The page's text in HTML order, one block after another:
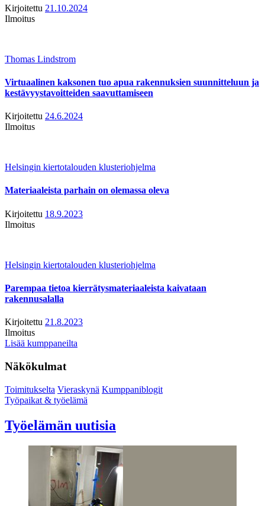
Kirjoitettu 21.10.2024
Ilmoitus
Thomas Lindstrom
Virtuaalinen kaksonen tuo apua rakennuksien suunnitteluun ja
kestävyystavoitteiden saavuttamiseen
Kirjoitettu 24.6.2024
Ilmoitus
Helsingin kiertotalouden klusteriohjelma
Materiaaleista parhain on olemassa oleva
Kirjoitettu 18.9.2023
Ilmoitus
Helsingin kiertotalouden klusteriohjelma
Parempaa tietoa kierrätysmateriaaleista kaivataan
rakennusalalla
Kirjoitettu 21.8.2023
Ilmoitus
Lisää kumppaneilta
Näkökulmat
Toimitukselta Vieraskynä Kumppaniblogit
Työpaikat & työelämä
Työelämän uutisia